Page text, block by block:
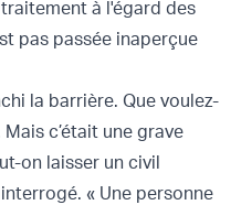
à l'égard des
pas passée inaperçue
la barrière. Que voulez-
Mais c’était une grave
on laisser un civil
« Une personne